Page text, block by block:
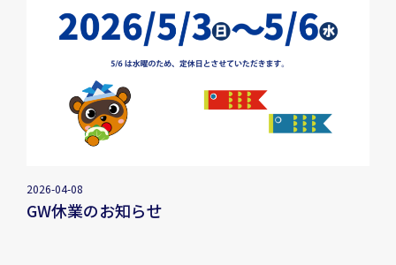
2026-04-08
GW休業のお知らせ